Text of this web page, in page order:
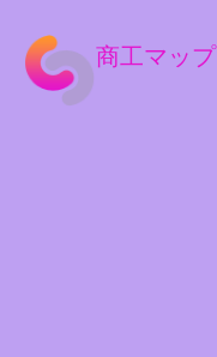
商工マップ